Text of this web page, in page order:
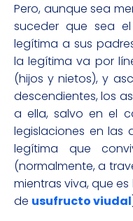
Pero, aunque sea
suceder que sea
legítima a sus
la legítima va por
(hijos y nietos), y
descendientes, los
a ella, salvo en el
legislaciones en las
legítima que
(normalmente, a
mientras viva, que
de usufructo viudal